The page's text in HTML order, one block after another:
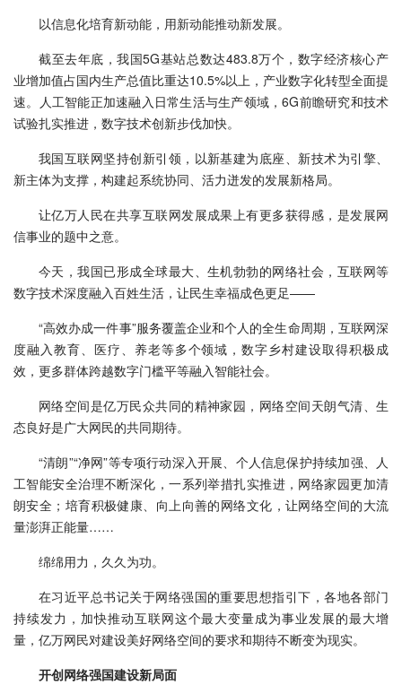
以信息化培育新动能，用新动能推动新发展。
截至去年底，我国5G基站总数达483.8万个，数字经济核心产
业增加值占国内生产总值比重达10.5%以上，产业数字化转型全面提
速。人工智能正加速融入日常生活与生产领域，6G前瞻研究和技术
试验扎实推进，数字技术创新步伐加快。
我国互联网坚持创新引领，以新基建为底座、新技术为引擎、
新主体为支撑，构建起系统协同、活力迸发的发展新格局。
让亿万人民在共享互联网发展成果上有更多获得感，是发展网
信事业的题中之意。
今天，我国已形成全球最大、生机勃勃的网络社会，互联网等
数字技术深度融入百姓生活，让民生幸福成色更足——
“高效办成一件事”服务覆盖企业和个人的全生命周期，互联网深
度融入教育、医疗、养老等多个领域，数字乡村建设取得积极成
效，更多群体跨越数字门槛平等融入智能社会。
网络空间是亿万民众共同的精神家园，网络空间天朗气清、生
态良好是广大网民的共同期待。
“清朗”“净网”等专项行动深入开展、个人信息保护持续加强、人
工智能安全治理不断深化，一系列举措扎实推进，网络家园更加清
朗安全；培育积极健康、向上向善的网络文化，让网络空间的大流
量澎湃正能量……
绵绵用力，久久为功。
在习近平总书记关于网络强国的重要思想指引下，各地各部门
持续发力，加快推动互联网这个最大变量成为事业发展的最大增
量，亿万网民对建设美好网络空间的要求和期待不断变为现实。
开创网络强国建设新局面